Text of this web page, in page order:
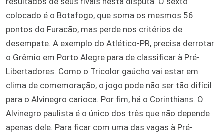
colocado é o Botafogo, que soma os mesmos 56
pontos do Furacão, mas perde nos critérios de
desempate. A exemplo do Atlético-PR, precisa derrotar
o Grêmio em Porto Alegre para de classificar à Pré-
Libertadores. Como o Tricolor gaúcho vai estar em
clima de comemoração, o jogo pode não ser tão difícil
para o Alvinegro carioca. Por fim, há o Corinthians. O
Alvinegro paulista é o único dos três que não depende
apenas dele. Para ficar com uma das vagas à Pré-